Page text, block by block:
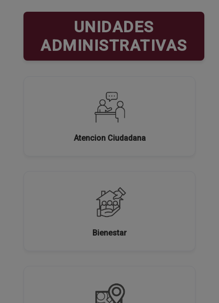
UNIDADES
ADMINISTRATIVAS
Atencion Ciudadana
Bienestar